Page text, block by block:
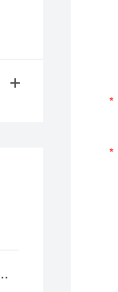
拌机的使用要领介绍